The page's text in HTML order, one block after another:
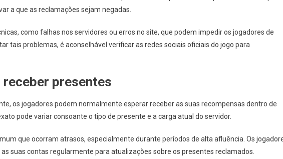
a que as reclamações sejam negadas.
como falhas nos servidores ou erros no site, que podem impedir os jogadores de
tais problemas, é aconselhável verificar as redes sociais oficiais do jogo para
receber presentes
os jogadores podem normalmente esperar receber as suas recompensas dentro de
pode variar consoante o tipo de presente e a carga atual do servidor.
que ocorram atrasos, especialmente durante períodos de alta afluência. Os
suas contas regularmente para atualizações sobre os presentes reclamados.